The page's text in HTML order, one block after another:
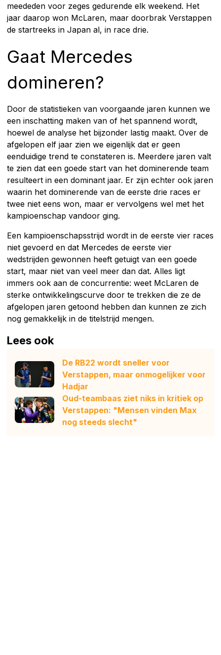
meededen voor zeges gedurende elk weekend. Het
jaar daarop won McLaren, maar doorbrak Verstappen
de startreeks in Japan al, in race drie.
Gaat Mercedes
domineren?
Door de statistieken van voorgaande jaren kunnen we
een inschatting maken van of het spannend wordt,
hoewel de analyse het bijzonder lastig maakt. Over de
afgelopen elf jaar zien we eigenlijk dat er geen
eenduidige trend te constateren is. Meerdere jaren valt
te zien dat een goede start van het dominerende team
resulteert in een dominant jaar. Er zijn echter ook jaren
waarin het dominerende van de eerste drie races er
twee niet eens won, maar er vervolgens wel met het
kampioenschap vandoor ging.
Een kampioenschapsstrijd wordt in de eerste vier races
niet gevoerd en dat Mercedes de eerste vier
wedstrijden gewonnen heeft getuigt van een goede
start, maar niet van veel meer dan dat. Alles ligt
immers ook aan de concurrentie: weet McLaren de
sterke ontwikkelingscurve door te trekken die ze de
afgelopen jaren getoond hebben dan kunnen ze zich
nog gemakkelijk in de titelstrijd mengen.
Lees ook
De RB22 wordt sneller voor
Verstappen, maar onmogelijker voor
Hadjar
Oud-teambaas ziet niks in kritiek op
Verstappen: "Mensen vinden Max
nog steeds slecht"